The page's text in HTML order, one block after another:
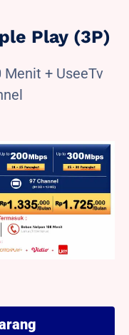
Play (3P)
+ UseeTv